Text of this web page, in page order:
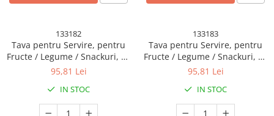
133182
Tava pentru Servire, pentru
Fructe / Legume / Snackuri, cu
Sertare, Deschidere Rotativa,
Floare, 26 x 26 x 11.5 cm
Albastru
95,81 Lei
IN STOC
133183
Tava pentru Servire, pentru
Fructe / Legume / Snackuri, cu
Sertare, Deschidere Rotativa,
Floare, 26 x 26 x 11.5 cm Roz
95,81 Lei
IN STOC